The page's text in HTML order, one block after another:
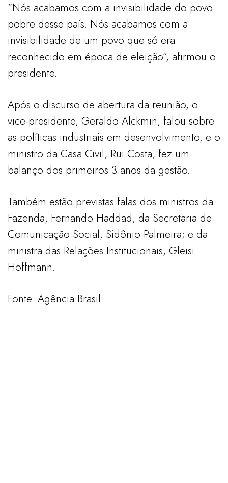
“Nós acabamos com a invisibilidade do povo
pobre desse país. Nós acabamos com a
invisibilidade de um povo que só era
reconhecido em época de eleição”, afirmou o
presidente.
Após o discurso de abertura da reunião, o
vice-presidente, Geraldo Alckmin, falou sobre
as políticas industriais em desenvolvimento, e o
ministro da Casa Civil, Rui Costa, fez um
balanço dos primeiros 3 anos da gestão.
Também estão previstas falas dos ministros da
Fazenda, Fernando Haddad; da Secretaria de
Comunicação Social, Sidônio Palmeira; e da
ministra das Relações Institucionais, Gleisi
Hoffmann.
Fonte: Agência Brasil